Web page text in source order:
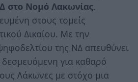
στο Νομό Λακωνίας.
στους τομείς
Δικαίου. Με την
της ΝΔ απευθύνει
για καθαρό
Λάκωνες με στόχο μια